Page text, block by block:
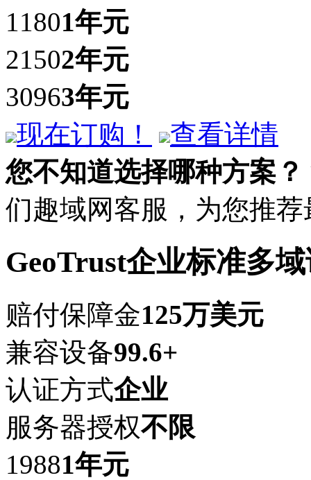
11801年元
21502年元
30963年元
现在订购！
查看详情
您不知道选择哪种方案？
们趣域网客服，为您推
GeoTrust企业标准多
赔付保障金125万美元
兼容设备99.6+
认证方式企业
服务器授权不限
19881年元